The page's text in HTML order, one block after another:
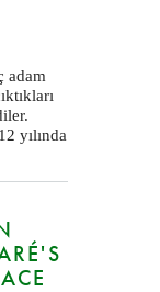
adam
yılında